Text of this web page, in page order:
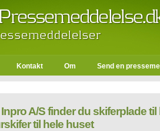
Kontakt Om Send en
A/S finder du skiferplade
til hele huset